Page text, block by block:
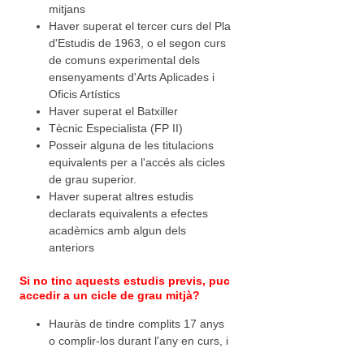
mitjans
Haver superat el tercer curs del Pla
d'Estudis de 1963, o el segon curs
de comuns experimental dels
ensenyaments d'Arts Aplicades i
Oficis Artístics
Haver superat el Batxiller
Tècnic Especialista (FP II)
Posseir alguna de les titulacions
equivalents per a l'accés als cicles
de grau superior.
Haver superat altres estudis
declarats equivalents a efectes
acadèmics amb algun dels
anteriors
Si no tinc aquests estudis previs, puc
accedir a un cicle de grau mitjà?
Hauràs de tindre complits 17 anys
o complir-los durant l'any en curs, i